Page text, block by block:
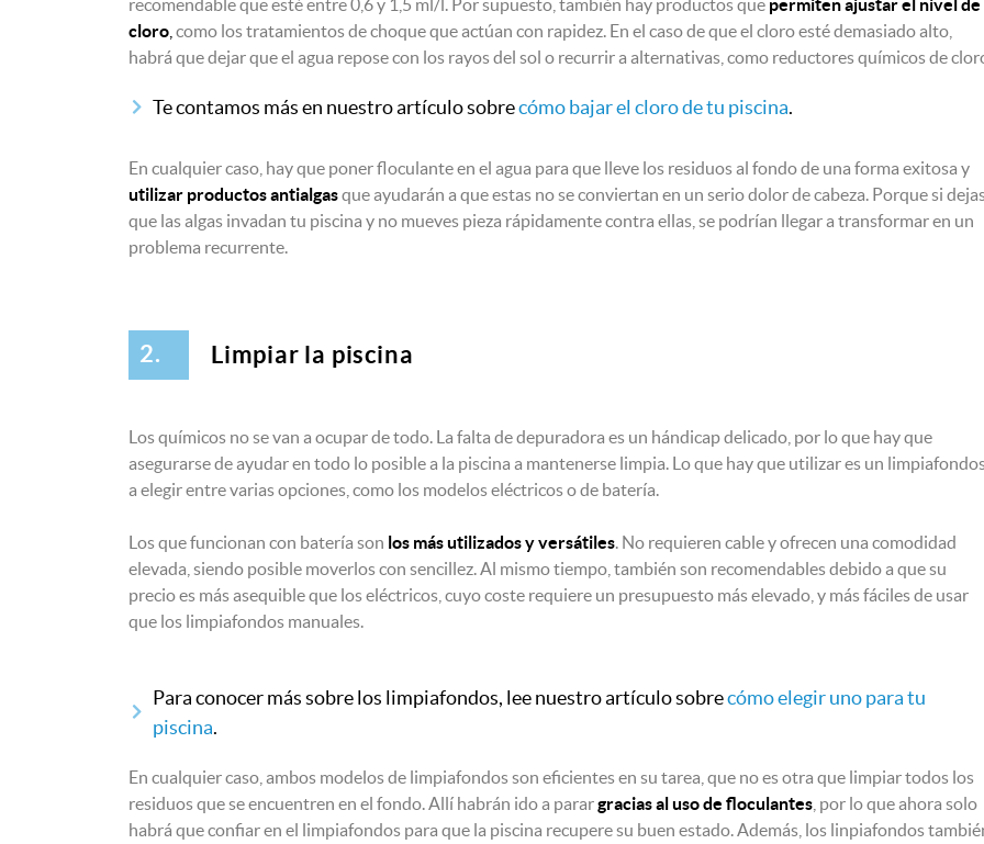
recomendable que esté entre 0,6 y 1,5 ml/l. Por supuesto, también hay productos que permiten ajustar el nivel de
cloro como los tratamientos de choque que actúan con rapidez. En el caso de que el cloro esté demasiado alto,
habrá que dejar que el agua repose con los rayos del sol o recurrir a alternativas, como reductores químicos de
Te contamos más en nuestro artículo sobrecómo bajar el cloro de tu piscina.
En cualquier caso, hay que poner floculante en el agua para que lleve los residuos al fondo de una forma exitosa y
utilizar productos antialgasque ayudarán a que estas no se conviertan en un serio dolor de cabeza. Porque si
que las algas invadan tu piscina y no mueves pieza rápidamente contra ellas, se podrían llegar a transformar en un
problema recurrente.
2. Limpiar la piscina
Los químicos no se van a ocupar de todo. La falta de depuradora es un hándicap delicado, por lo que hay que
asegurarse de ayudar en todo lo posible a la piscina a mantenerse limpia. Lo que hay que utilizar es un
a elegir entre varias opciones, como los modelos eléctricos o de batería.
Los que funcionan con batería son los más utilizados y versátiles. No requieren cable y ofrecen una comodidad
elevada, siendo posible moverlos con sencillez. Al mismo tiempo, también son recomendables debido a que su
precio es más asequible que los eléctricos, cuyo coste requiere un presupuesto más elevado, y más fáciles de usar
que los limpiafondos manuales.
Para conocer más sobre los limpiafondos, lee nuestro artículo sobrecómo elegir uno para tu
piscina.
En cualquier caso, ambos modelos de limpiafondos son eficientes en su tarea, que no es otra que limpiar todos los
residuos que se encuentren en el fondo. Allí habrán ido a parargracias al uso de floculantes , por lo que ahora solo
habrá que confiar en el limpiafondos para que la piscina recupere su buen estado. Además, los linpiafondos